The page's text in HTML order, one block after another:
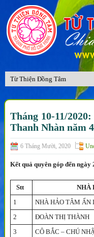
Tháng 10-11/
Thanh Nhàn năm
6 Tháng Mười, 2020
Kết quả quyên góp đến ngày
Stt NHÀ
1
NHÀ HẢO TÂM ẨN
2
ĐOÀN THỊ THÀNH
3
CÔ BẮC – CHÚ